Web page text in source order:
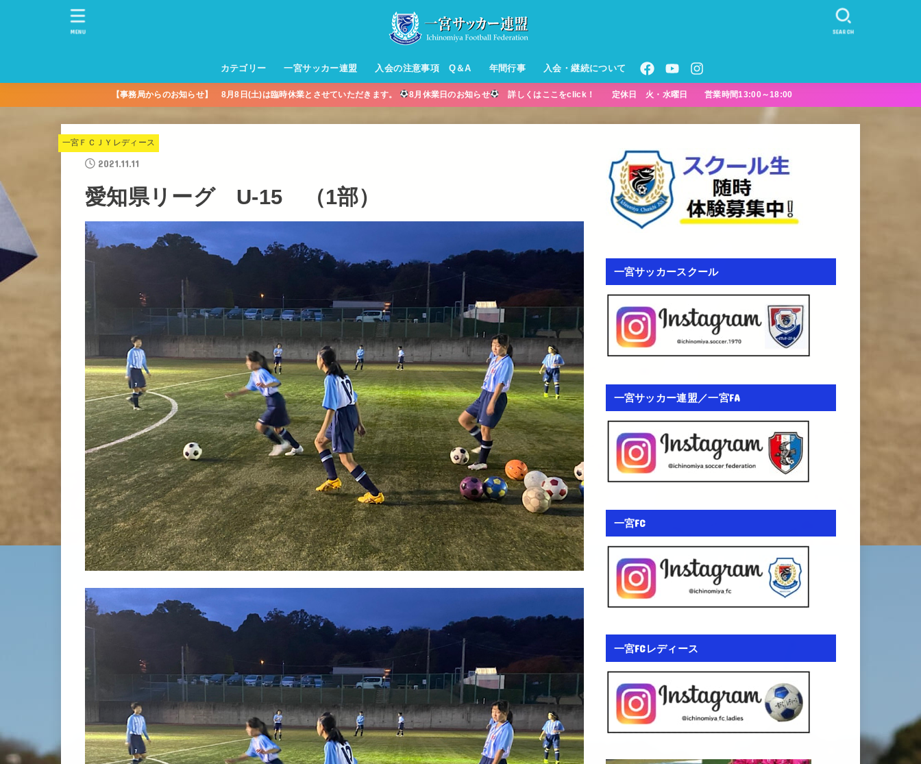
カテゴリー
一宮サッカースクール【小学生】
トレーニングセンター【小学生】
一宮FA
一宮FC
一宮ＦＣレディース
一宮サッカースクール【中学生】
中学生練習
一宮ＦＣＪＹ【中学生男子】
一宮ＦＣＪYレディース【中学生
女子】
幼児トレセン【年長・年中・年
少】
パパさんママさん
親子の部
社会人の部
コルボス 【シニア】
フットサル
コルボスリーグ
グレイセス
一宮サッカー連盟 入会の注意事項 Q＆A 年間行事 入会・継続について
SEARCH
MENU
【事務局からのお知らせ】 8月8日(土)は臨時休業とさせていただきます。 8月休業日のお知らせ 詳しくはここをclick！ 定休日 火・水曜日 営業時間13:00～18:00
一宮ＦＣＪＹレディース
2021.11.11
愛知県リーグ U-15 （1部）
一宮サッカースクール
一宮サッカー連盟／一宮FA
一宮FC
一宮FCレディース